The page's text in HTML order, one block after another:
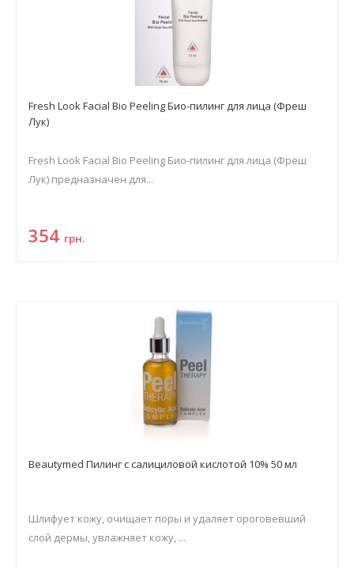
Fresh Look Facial Bio Peeling Био-пилинг для лица (Фреш
Лук)
Fresh Look Facial Bio Peeling Био-пилинг для лица (Фреш
Лук) предназначен для...
354 грн.
Beautymed Пилинг с салициловой кислотой 10% 50 мл
Шлифует кожу, очищает поры и удаляет ороговевший
слой дермы, увлажняет кожу, ...